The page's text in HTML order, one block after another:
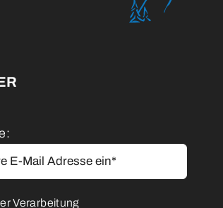
Verarbeitung